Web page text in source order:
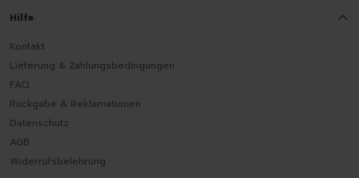
Hilfe
Kontakt
Lieferung & Zahlungsbedingungen
FAQ
Rückgabe & Reklamationen
Datenschutz
AGB
Widerrufsbelehrung